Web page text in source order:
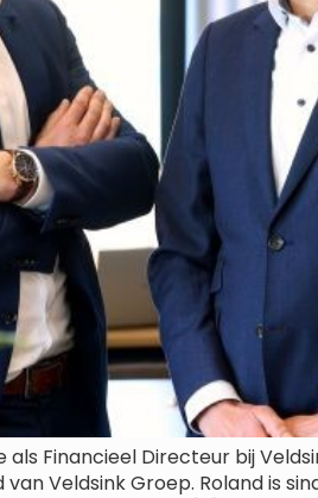
Financieel Directeur bij
Veldsink Groep. Roland is